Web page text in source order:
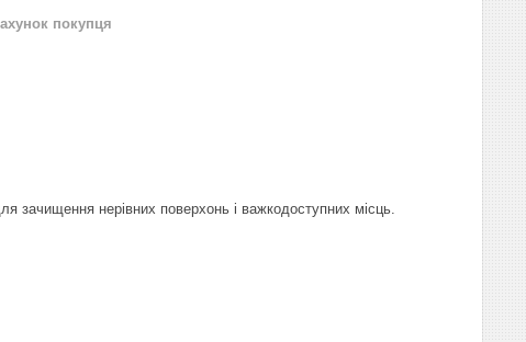
покупця
зачищення нерівних поверхонь і важкодоступних місць.